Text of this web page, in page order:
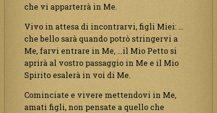
che vi apparterrà in Me.
Vivo in attesa di incontrarvi, figli Miei: …
che bello sarà quando potrò stringervi a
Me, farvi entrare in Me, …il Mio Petto si
aprirà al vostro passaggio in Me e il Mio
Spirito esalerà in voi di Me.
Cominciate e vivere mettendovi in Me,
amati figli, non pensate a quello che